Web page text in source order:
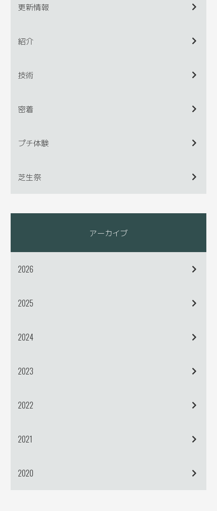
更新情報
紹介
技術
密着
プチ体験
芝生祭
アーカイブ
2026
2025
2024
2023
2022
2021
2020